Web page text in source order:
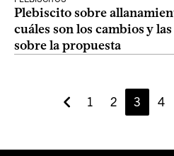
Plebiscito sobre
cuáles son los cambios y
sobre la propuesta
1 2 3 4